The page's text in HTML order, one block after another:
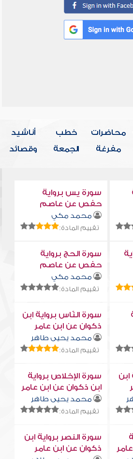
محاضرات
مفرغة
خطب
الجمعة
أناشيد
وقصائد
سورة يس برواية
حفص عن عاصم
محمد مكي
تقييم المادة:
سورة الحج برواية
حفص عن عاصم
محمد مكي
تقييم المادة:
سورة النّاس برواية ابن
ذكوان عن ابن عامر
محمد يحيى طاهر
تقييم المادة:
ابن
سورة الإخلاص برواية
ابن ذكوان عن ابن عامر
محمد يحيى طاهر
تقييم المادة:
سورة النصر برواية ابن
ذكوان عن ابن عامر